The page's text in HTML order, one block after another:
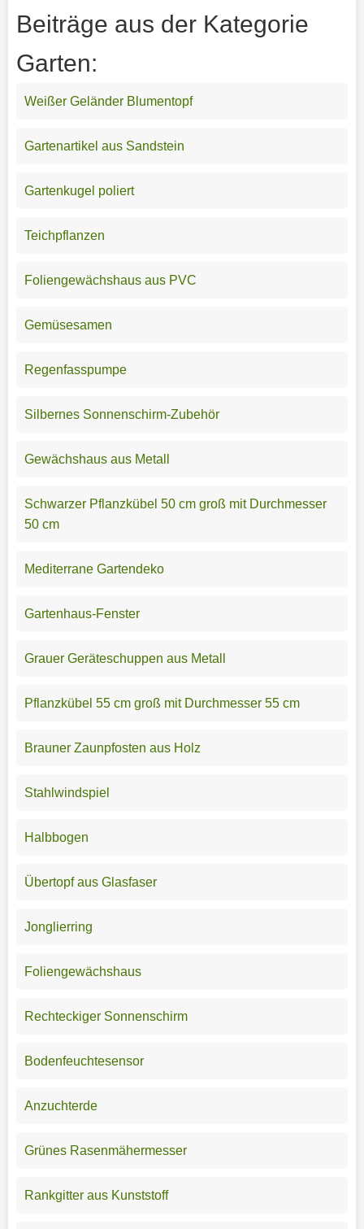
Beiträge aus der Kategorie
Garten:
Weißer Geländer Blumentopf
Gartenartikel aus Sandstein
Gartenkugel poliert
Teichpflanzen
Foliengewächshaus aus PVC
Gemüsesamen
Regenfasspumpe
Silbernes Sonnenschirm-Zubehör
Gewächshaus aus Metall
Schwarzer Pflanzkübel 50 cm groß mit Durchmesser
50 cm
Mediterrane Gartendeko
Gartenhaus-Fenster
Grauer Geräteschuppen aus Metall
Pflanzkübel 55 cm groß mit Durchmesser 55 cm
Brauner Zaunpfosten aus Holz
Stahlwindspiel
Halbbogen
Übertopf aus Glasfaser
Jonglierring
Foliengewächshaus
Rechteckiger Sonnenschirm
Bodenfeuchtesensor
Anzuchterde
Grünes Rasenmähermesser
Rankgitter aus Kunststoff